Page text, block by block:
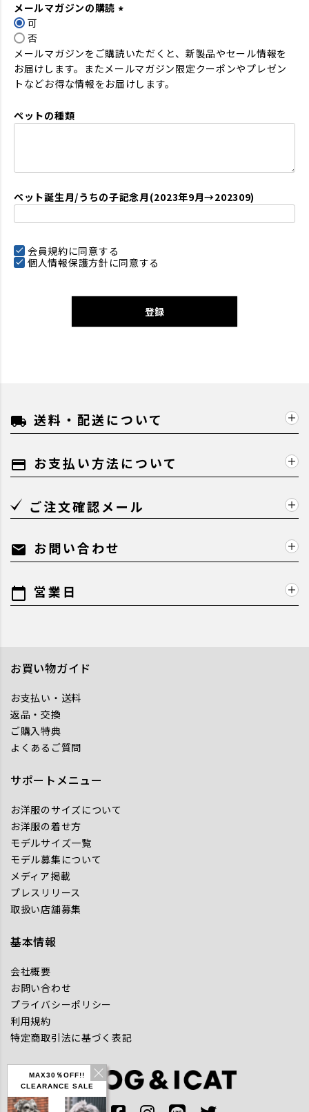
MAX30％OFF!!
CLEARANCE SALE
メールマガジンの購読
須
)
可
否
メールマガジンをご購読いただくと、新製品やセール情報を
お届けします。またメールマガジン限定クーポンやプレゼン
トなどお得な情報をお届けします。
ペットの種類
ペット誕生月/うちの子記念月(2023年9月→202309)
会員規約に同意する
個人情報保護方針 に同意する
登録
local_shipping 送料・配送について
payment お支払い方法について
ご注文確認メール
mail お問い合わせ
calendar_today 営業日
お買い物ガイド
お支払い・送料
返品・交換
ご購入特典
よくあるご質問
サポートメニュー
お洋服のサイズについて
お洋服の着せ方
モデルサイズ一覧
モデル募集について
メディア掲載
プレスリリース
取扱い店舗募集
基本情報
会社概要
お問い合わせ
プライバシーポリシー
利用規約
特定商取引法に基づく表記